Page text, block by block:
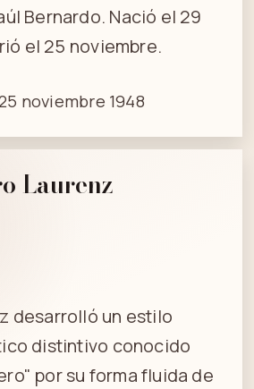
Bernardo. Nació el 29
el 25 noviembre.
noviembre 1948
Laurenz
desarrolló un estilo
distintivo conocido
por su forma fluida de